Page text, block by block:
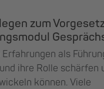
zum
Erfahrungen als
ihre Rolle schärfen
können. Viele